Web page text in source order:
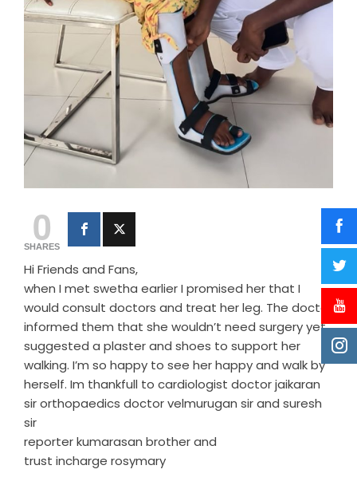
0
SHARES
Hi Friends and Fans,
when I met swetha earlier I promised her that I
would consult doctors and treat her leg. The doctor
informed them that she wouldn’t need surgery yet
suggested a plaster and shoes to support her
walking. I’m so happy to see her happy and walk by
herself. Im thankfull to cardiologist doctor jaikaran
sir orthopaedics doctor velmurugan sir and suresh
sir
reporter kumarasan brother and
trust incharge rosymary